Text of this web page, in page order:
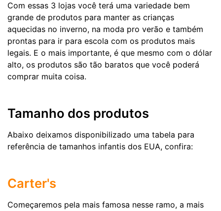
Com essas 3 lojas você terá uma variedade bem
grande de produtos para manter as crianças
aquecidas no inverno, na moda pro verão e também
prontas para ir para escola com os produtos mais
legais. E o mais importante, é que mesmo com o dólar
alto, os produtos são tão baratos que você poderá
comprar muita coisa.
Tamanho dos produtos
Abaixo deixamos disponibilizado uma tabela para
referência de tamanhos infantis dos EUA, confira:
Carter's
Começaremos pela mais famosa nesse ramo, a mais